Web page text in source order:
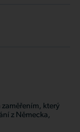
zaměřením, který
z Německa,